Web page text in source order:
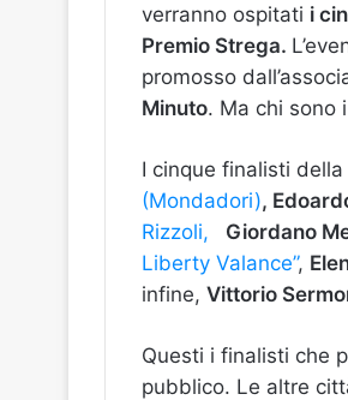
verranno ospitati i
Premio Strega.
promosso
Minuto. Ma chi sono
I cinque finalisti
(Mondadori),
Rizzoli,
Giordano
Liberty Valance”,
infine, Vittorio
Questi i finalisti che
pubblico. Le altre